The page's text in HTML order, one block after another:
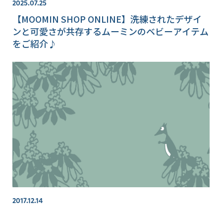
2025.07.25
【MOOMIN SHOP ONLINE】洗練されたデザイ
ンと可愛さが共存するムーミンのベビーアイテム
をご紹介♪
2017.12.14